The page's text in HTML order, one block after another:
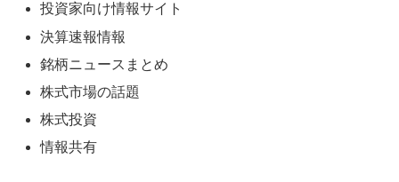
投資家向け情報サイト
決算速報情報
銘柄ニュースまとめ
株式市場の話題
株式投資
情報共有